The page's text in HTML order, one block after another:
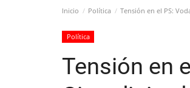
Inicio Política Tensión en el PS:
Política
Tensión en